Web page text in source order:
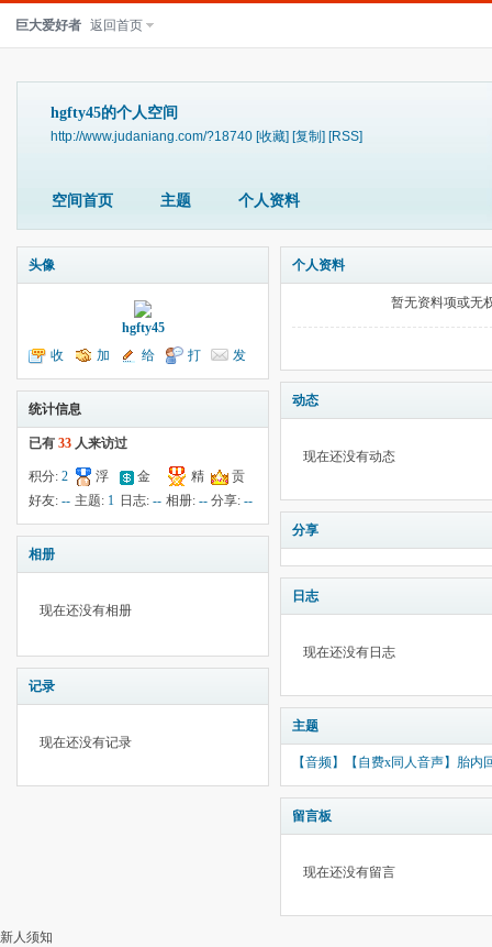
巨大爱好者 返回首页
hgfty45的个人空间
http://www.judaniang.com/?18740 [收藏] [复制] [RSS]
空间首页 主题 个人资料
头像
hgfty45
收
听TA
加
为好友
给
我留言
打
个招呼
发
送消息
统计信息
已有 33 人来访过
积分: 2
浮
云:
金
钱:5
精
华:--
贡
献:--
好友: -- 主题: 1 日志:-- 相册: -- 分享:--
相册
现在还没有相册
记录
现在还没有记录
个人资料
暂无资料项或无
动态
现在还没有动态
分享
日志
现在还没有日志
主题
【音频】【自费x同人音声】胎
留言板
现在还没有留言
新人须知